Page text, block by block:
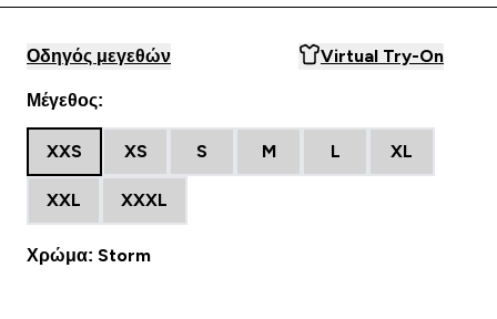
Οδηγός μεγεθών Virtual Try-On
Μέγεθος:
XXS XS S M L XL
XXL XXXL
Χρώμα: Storm